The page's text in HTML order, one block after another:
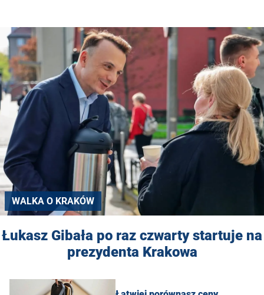
WALKA O KRAKÓW
Łukasz Gibała po raz czwarty startuje na
prezydenta Krakowa